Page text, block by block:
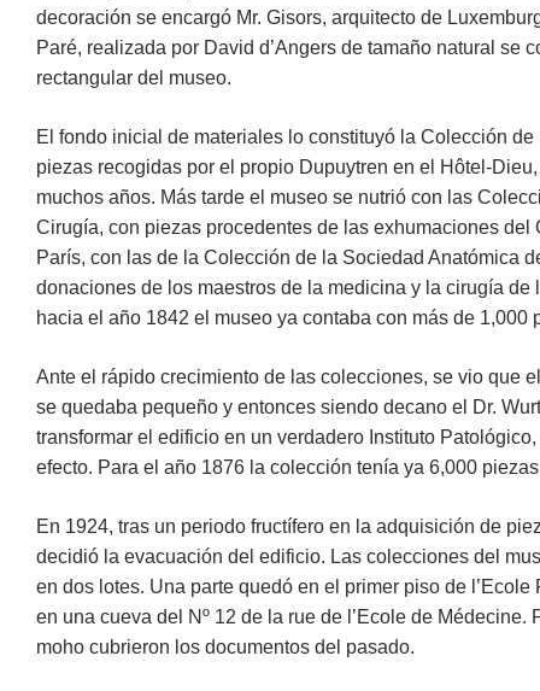
decoración se encargó Mr. Gisors, arquitecto de
Paré, realizada por David d’Angers de tamaño natural se
rectangular del museo.
El fondo inicial de materiales lo constituyó la Colección
piezas recogidas por el propio Dupuytren en el Hôtel-
muchos años. Más tarde el museo se nutrió con las
Cirugía, con piezas procedentes de las exhumaciones del
París, con las de la Colección de la Sociedad Anatómica
donaciones de los maestros de la medicina y la cirugía de
hacia el año 1842 el museo ya contaba con más de 1,000
Ante el rápido crecimiento de las colecciones, se vio que
se quedaba pequeño y entonces siendo decano el Dr.
transformar el edificio en un verdadero Instituto
efecto. Para el año 1876 la colección tenía ya 6,000
En 1924, tras un periodo fructífero en la adquisición de
decidió la evacuación del edificio. Las colecciones del
en dos lotes. Una parte quedó en el primer piso de
en una cueva del Nº 12 de la rue de l’Ecole de Médecine.
moho cubrieron los documentos del pasado.